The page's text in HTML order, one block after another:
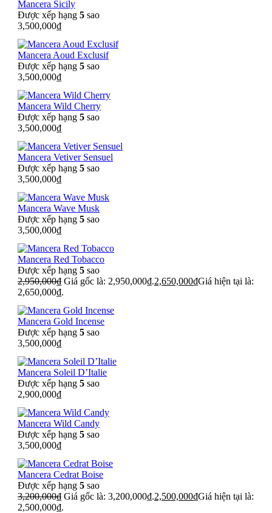
Mancera Sicily
Được xếp hạng 5 sao
3,500,000₫
Mancera Aoud Exclusif
Được xếp hạng 5 sao
3,500,000₫
Mancera Wild Cherry
Được xếp hạng 5 sao
3,500,000₫
Mancera Vetiver Sensuel
Được xếp hạng 5 sao
3,500,000₫
Mancera Wave Musk
Được xếp hạng 5 sao
3,500,000₫
Mancera Red Tobacco
Được xếp hạng 5 sao
2,950,000₫ Giá gốc là: 2,950,000₫.2,650,000₫Giá hiện tại là:
2,650,000₫.
Mancera Gold Incense
Được xếp hạng 5 sao
3,500,000₫
Mancera Soleil D’Italie
Được xếp hạng 5 sao
2,900,000₫
Mancera Wild Candy
Được xếp hạng 5 sao
3,500,000₫
Mancera Cedrat Boise
Được xếp hạng 5 sao
3,200,000₫ Giá gốc là: 3,200,000₫.2,500,000₫Giá hiện tại là:
2,500,000₫.